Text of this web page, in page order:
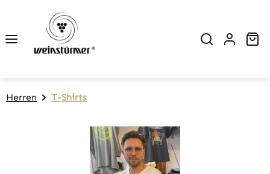
Zum Hauptinhalt springen
Herren T-Shirts
Bildergalerie überspringen